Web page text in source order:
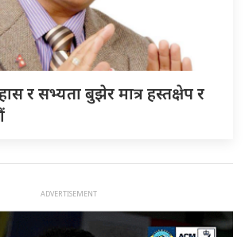
र सभ्यता बुझेर मात्र हस्तक्षेप र